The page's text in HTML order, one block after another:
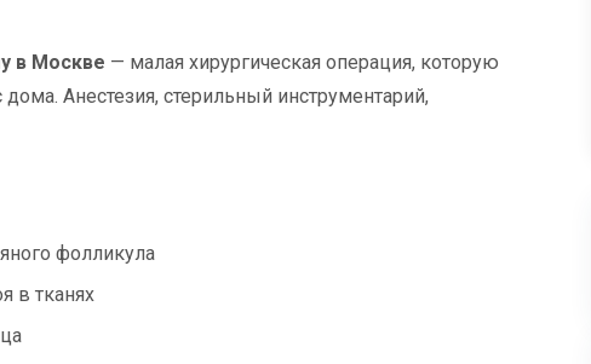
в Москве — малая хирургическая операция, которую
Анестезия, стерильный инструментарий,
фолликула
в тканях